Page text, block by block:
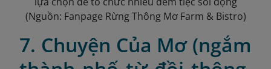
(Nguồn: Fanpage Rừng Thông Mơ Farm & Bistro)
7. Chuyện Của Mơ (ngắm